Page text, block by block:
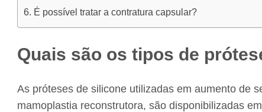
É possível tratar a contratura capsular?
Quais são os tipos de
As próteses de silicone utilizadas em aumento de
mamoplastia reconstrutora, são disponibilizadas